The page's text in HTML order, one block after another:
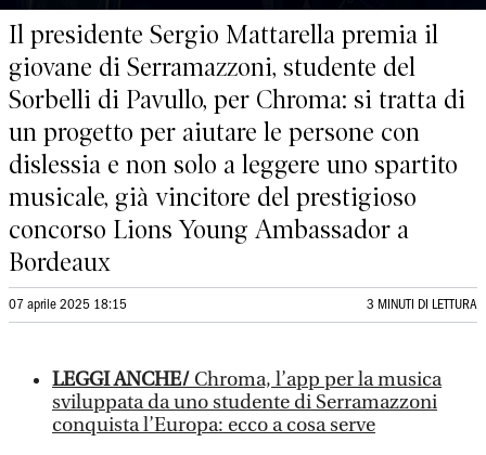
Il presidente Sergio Mattarella premia il
giovane di Serramazzoni, studente del
Sorbelli di Pavullo, per Chroma: si tratta di
un progetto per aiutare le persone con
dislessia e non solo a leggere uno spartito
musicale, già vincitore del prestigioso
concorso Lions Young Ambassador a
Bordeaux
07 aprile 2025 18:15 3 MINUTI DI LETTURA
LEGGI ANCHE/ Chroma, l’app per la musica
sviluppata da uno studente di Serramazzoni
conquista l’Europa: ecco a cosa serve